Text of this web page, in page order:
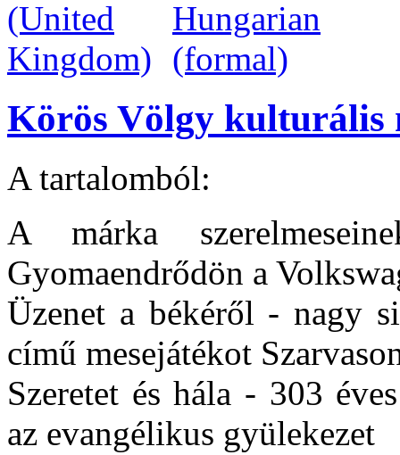
Körös Völgy kulturális
A tartalomból:
A márka
Gyomaendrődön a
Üzenet a békéről - nagy
című mesejátékot
Szeretet és hála - 303
az evangélikus gyülekezet